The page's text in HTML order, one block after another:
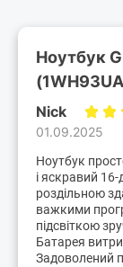
Ноутбук
Nick
01.09.2025
Ноутбук
і яскравий
роздільною
важкими
підсвіткою
Батарея
Задоволений